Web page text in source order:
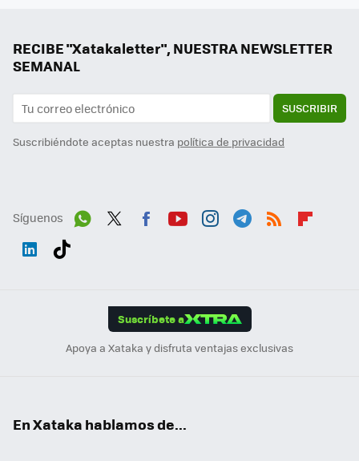
RECIBE "Xatakaletter", NUESTRA NEWSLETTER
SEMANAL
SUSCRIBIR
Suscribiéndote aceptas nuestra política de privacidad
Síguenos
Suscríbete a
Apoya a Xataka y disfruta ventajas exclusivas
En Xataka hablamos de...